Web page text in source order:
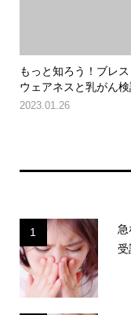
もっと知ろう！ブレ
ウェアネスと乳がん
2023.01.26
1